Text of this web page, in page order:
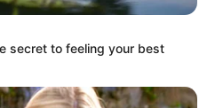
Pertahanan (Kemhan)
secret to feeling your best